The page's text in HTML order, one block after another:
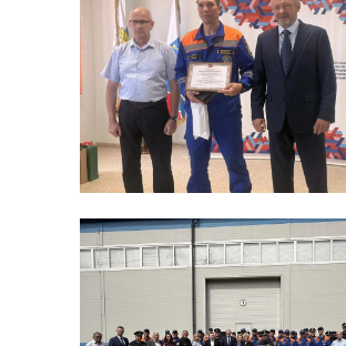
Фото: СПбГУ
спбгу Тимур Зайнуллин
Поделиться статьей: